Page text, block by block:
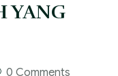
YANG
0 Comments